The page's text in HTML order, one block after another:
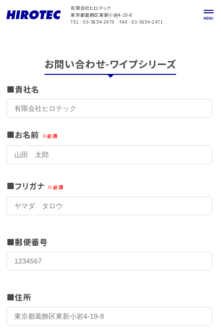
有限会社ヒロテック
東京都葛飾区東新小岩4-19-8
TEL : 03-5654-2470 FAX : 03-5654-2471
お問い合わせ-ワイプシリーズ
貴社名
お名前
フリガナ
郵便番号
住所